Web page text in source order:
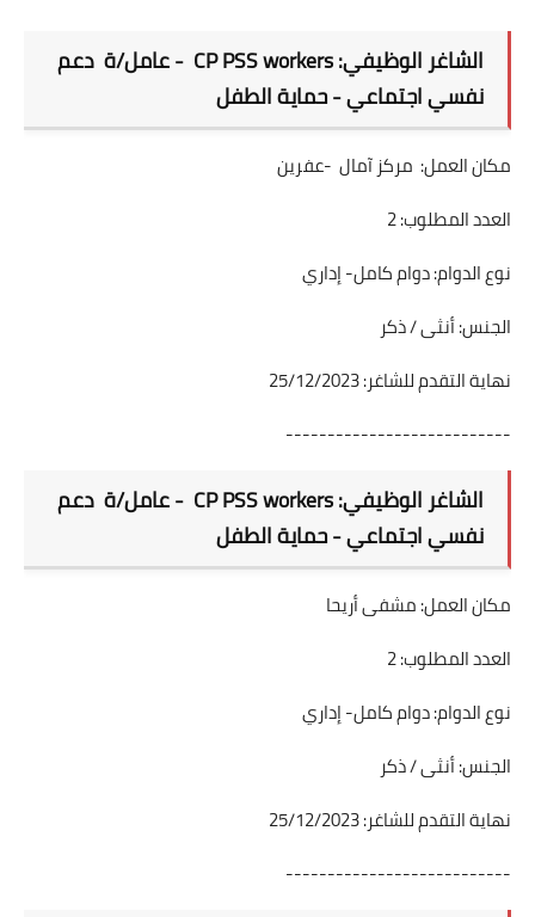
الشاغر الوظيفي: CP PSS workers - عامل/ة دعم
نفسي اجتماعي - حماية الطفل
مكان العمل: مركز آمال -عفرين
العدد المطلوب: 2
نوع الدوام: دوام كامل- إداري
الجنس: أنثى / ذكر
نهاية التقدم للشاغر: 25/12/2023
---------------------------
الشاغر الوظيفي: CP PSS workers - عامل/ة دعم
نفسي اجتماعي - حماية الطفل
مكان العمل: مشفى أريحا
العدد المطلوب: 2
نوع الدوام: دوام كامل- إداري
الجنس: أنثى / ذكر
نهاية التقدم للشاغر: 25/12/2023
---------------------------